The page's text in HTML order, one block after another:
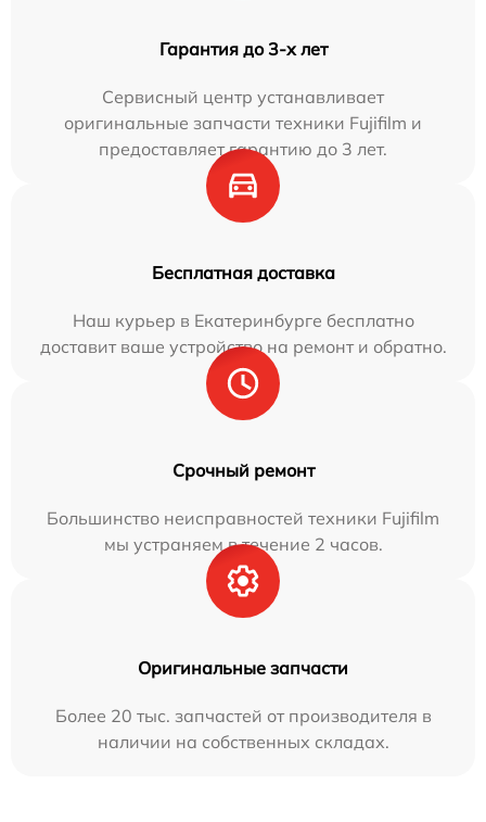
Гарантия до 3-х лет
Сервисный центр устанавливает
оригинальные запчасти техники Fujifilm и
предоставляет гарантию до 3 лет.
Бесплатная доставка
Наш курьер в Екатеринбурге бесплатно
доставит ваше устройство на ремонт и обратно.
Срочный ремонт
Большинство неисправностей техники Fujifilm
мы устраняем в течение 2 часов.
Оригинальные запчасти
Более 20 тыс. запчастей от производителя в
наличии на собственных складах.